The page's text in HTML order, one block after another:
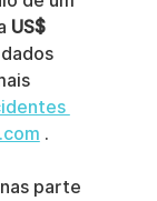
US$
.
parte